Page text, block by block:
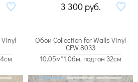
3 300 руб.
Обои Collection for Walls Vinyl
CFW 8033
10.05м*1.06м, подгон 32см